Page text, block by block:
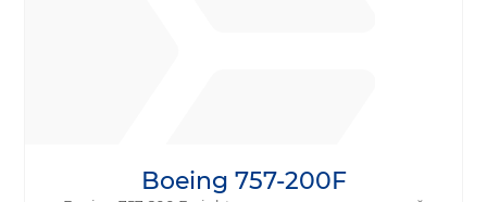
Boeing 757-200F